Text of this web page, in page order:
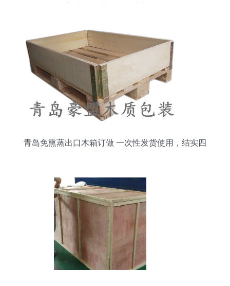
青岛免熏蒸出口木箱订做 一次性发货使用，结实四